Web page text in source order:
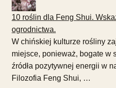
10 roślin dla Feng Shui.
ogrodnictwa.
W chińskiej kulturze rośliny
miejsce, ponieważ, bogate w
źródła pozytywnej energii w
Filozofia Feng Shui, …